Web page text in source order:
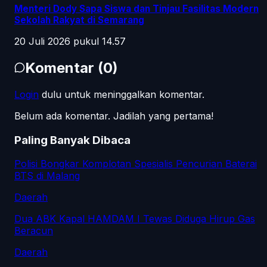
Menteri Dody Sapa Siswa dan Tinjau Fasilitas Modern
Sekolah Rakyat di Semarang
20 Juli 2026 pukul 14.57
Komentar (0)
Login dulu untuk meninggalkan komentar.
Belum ada komentar. Jadilah yang pertama!
Paling Banyak Dibaca
Polisi Bongkar Komplotan Spesialis Pencurian Baterai
BTS di Malang
Daerah
Dua ABK Kapal HAMDAM I Tewas Diduga Hirup Gas
Beracun
Daerah